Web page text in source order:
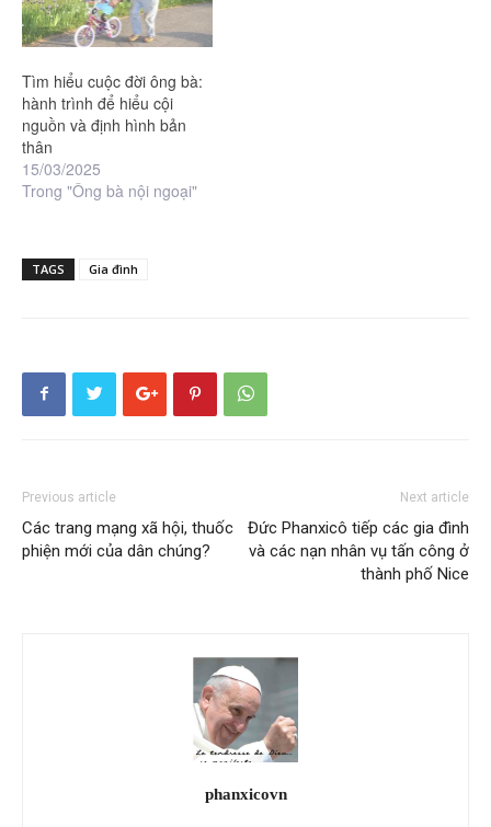
Tìm hiểu cuộc đời ông bà:
hành trình để hiểu cội
nguồn và định hình bản
thân
15/03/2025
Trong "Ông bà nội ngoại"
TAGS Gia đình
Previous article
Các trang mạng xã hội, thuốc
phiện mới của dân chúng?
Next article
Đức Phanxicô tiếp các gia đình
và các nạn nhân vụ tấn công ở
thành phố Nice
phanxicovn